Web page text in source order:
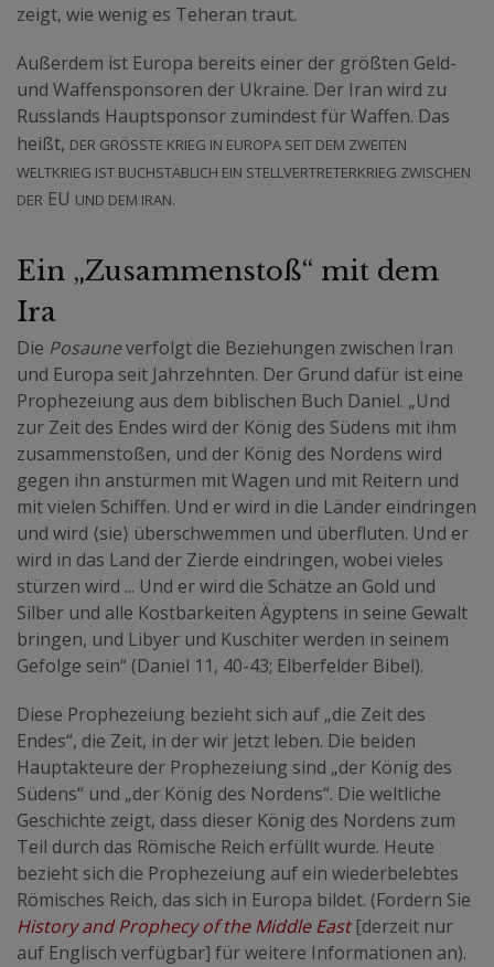
zeigt, wie wenig es Teheran traut.
Außerdem ist Europa bereits einer der größten Geld-
und Waffensponsoren der Ukraine. Der Iran wird zu
Russlands Hauptsponsor zumindest für Waffen. Das
heißt, der größte Krieg in Europa seit dem Zweiten
Weltkrieg ist buchstäblich ein Stellvertreterkrieg zwischen
der EU und dem Iran.
Ein „Zusammenstoß“ mit dem
Ira
Die Posauneverfolgt die Beziehungen zwischen Iran
und Europa seit Jahrzehnten. Der Grund dafür ist eine
Prophezeiung aus dem biblischen Buch Daniel. „Und
zur Zeit des Endes wird der König des Südens mit ihm
zusammenstoßen, und der König des Nordens wird
gegen ihn anstürmen mit Wagen und mit Reitern und
mit vielen Schiffen. Und er wird in die Länder eindringen
und wird ⟨sie⟩ überschwemmen und überfluten. Und er
wird in das Land der Zierde eindringen, wobei vieles
stürzen wird ... Und er wird die Schätze an Gold und
Silber und alle Kostbarkeiten Ägyptens in seine Gewalt
bringen, und Libyer und Kuschiter werden in seinem
Gefolge sein“ (Daniel 11, 40-43; Elberfelder Bibel).
Diese Prophezeiung bezieht sich auf „die Zeit des
Endes“, die Zeit, in der wir jetzt leben. Die beiden
Hauptakteure der Prophezeiung sind „der König des
Südens“ und „der König des Nordens“. Die weltliche
Geschichte zeigt, dass dieser König des Nordens zum
Teil durch das Römische Reich erfüllt wurde. Heute
bezieht sich die Prophezeiung auf ein wiederbelebtes
Römisches Reich, das sich in Europa bildet. (Fordern Sie
History and Prophecy of the Middle East [derzeit nur
auf Englisch verfügbar] für weitere Informationen an).